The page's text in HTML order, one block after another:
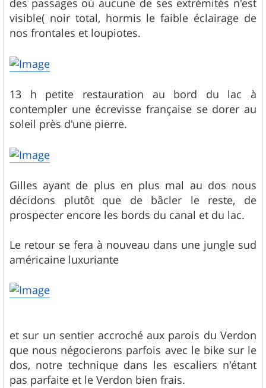
des passages où aucune de ses extrémités n'est
visible( noir total, hormis le faible éclairage de
nos frontales et loupiotes.
13 h petite restauration au bord du lac à
contempler une écrevisse française se dorer au
soleil près d'une pierre.
Gilles ayant de plus en plus mal au dos nous
décidons plutôt que de bâcler le reste, de
prospecter encore les bords du canal et du lac.
Le retour se fera à nouveau dans une jungle sud
américaine luxuriante
et sur un sentier accroché aux parois du Verdon
que nous négocierons parfois avec le bike sur le
dos, notre technique dans les escaliers n'étant
pas parfaite et le Verdon bien frais.